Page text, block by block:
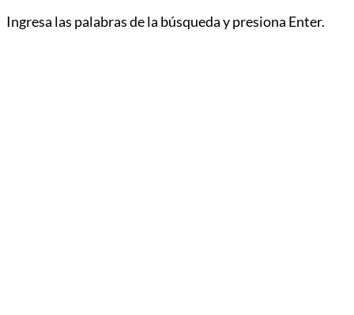
Ingresa las palabras de la búsqueda y presiona Enter.